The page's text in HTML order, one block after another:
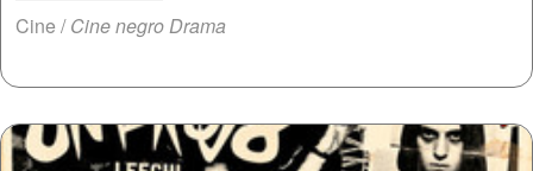
Cine /Cine negro Drama